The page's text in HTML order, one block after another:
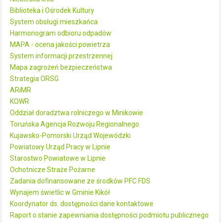
Biblioteka i Ośrodek Kultury
System obsługi mieszkańca
Harmonogram odbioru odpadów
MAPA - ocena jakości powietrza
System informacji przestrzennej
Mapa zagrożeń bezpieczeństwa
Strategia ORSG
ARiMR
KOWR
Oddział doradztwa rolniczego w Minikowie
Toruńska Agencja Rozwoju Regionalnego
Kujawsko-Pomorski Urząd Wojewódzki
Powiatowy Urząd Pracy w Lipnie
Starostwo Powiatowe w Lipnie
Ochotnicze Straże Pożarne
Zadania dofinansowane ze środków PFC FDS
Wynajem świetlic w Gminie Kikół
Koordynator ds. dostępności dane kontaktowe
Raport o stanie zapewniania dostępności podmiotu publicznego